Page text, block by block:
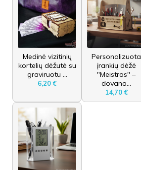
Medinė vizitinių
kortelių dėžutė su
graviruotu ...
6,20 €
Personalizuota
įrankių dėžė
"Meistras" –
dovana...
14,70 €